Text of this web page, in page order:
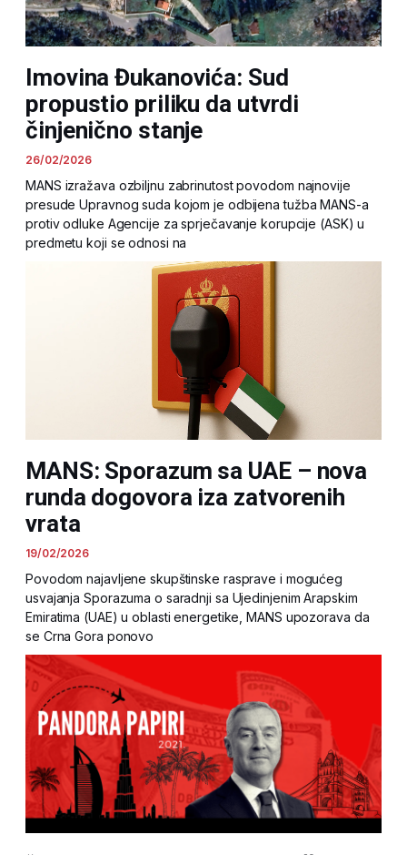
Imovina Đukanovića: Sud
propustio priliku da utvrdi
činjenično stanje
26/02/2026
MANS izražava ozbiljnu zabrinutost povodom najnovije
presude Upravnog suda kojom je odbijena tužba MANS-a
protiv odluke Agencije za sprječavanje korupcije (ASK) u
predmetu koji se odnosi na
MANS: Sporazum sa UAE – nova
runda dogovora iza zatvorenih
vrata
19/02/2026
Povodom najavljene skupštinske rasprave i mogućeg
usvajanja Sporazuma o saradnji sa Ujedinjenim Arapskim
Emiratima (UAE) u oblasti energetike, MANS upozorava da
se Crna Gora ponovo